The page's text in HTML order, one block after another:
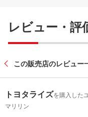
レビュー・評
この販売店のレビュー
トヨタライズを購入した
マリリン